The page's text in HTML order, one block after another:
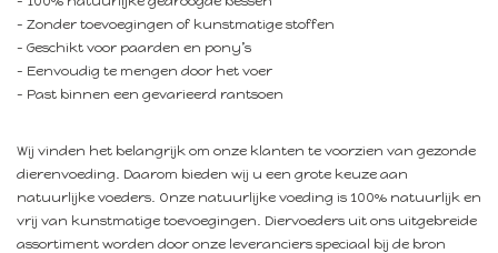
- Zonder toevoegingen of kunstmatige stoffen
- Geschikt voor paarden en pony’s
- Eenvoudig te mengen door het voer
- Past binnen een gevarieerd rantsoen
Wij vinden het belangrijk om onze klanten te voorzien van gezonde
dierenvoeding. Daarom bieden wij u een grote keuze aan
natuurlijke voeders. Onze natuurlijke voeding is 100% natuurlijk en
vrij van kunstmatige toevoegingen. Diervoeders uit ons uitgebreide
assortiment worden door onze leveranciers speciaal bij de bron